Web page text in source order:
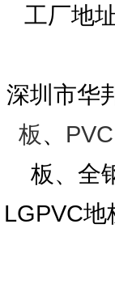
工厂地
深圳市华
板、
板、全
LGPVC